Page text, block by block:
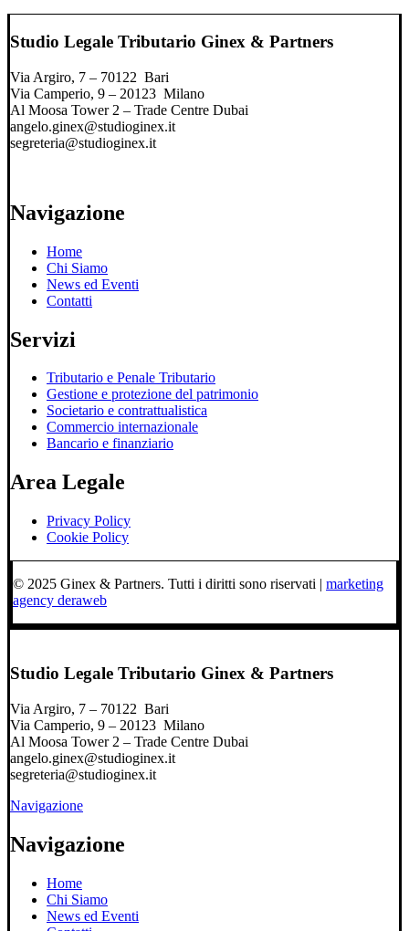
Studio Legale Tributario Ginex & Partners
Via Argiro, 7 – 70122 Bari
Via Camperio, 9 – 20123 Milano
Al Moosa Tower 2 – Trade Centre Dubai
angelo.ginex@studioginex.it
segreteria@studioginex.it
Navigazione
Home
Chi Siamo
News ed Eventi
Contatti
Servizi
Tributario e Penale Tributario
Gestione e protezione del patrimonio
Societario e contrattualistica
Commercio internazionale
Bancario e finanziario
Area Legale
Privacy Policy
Cookie Policy
© 2025 Ginex & Partners. Tutti i diritti sono riservati | marketing
agency deraweb
Studio Legale Tributario Ginex & Partners
Via Argiro, 7 – 70122 Bari
Via Camperio, 9 – 20123 Milano
Al Moosa Tower 2 – Trade Centre Dubai
angelo.ginex@studioginex.it
segreteria@studioginex.it
Navigazione
Navigazione
Home
Chi Siamo
News ed Eventi